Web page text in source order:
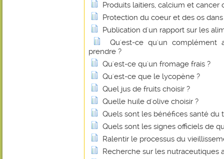
Produits laitiers, calcium et cancer
Protection du coeur et des os
Publication d'un rapport sur les
Qu'est-ce qu'un complément
prendre ?
Qu'est-ce qu'un fromage frais ?
Qu'est-ce que le lycopène ?
Quel jus de fruits choisir ?
Quelle huile d'olive choisir ?
Quels sont les bénéfices santé du
Quels sont les signes officiels de
Ralentir le processus du
Recherche sur les nutraceutiques